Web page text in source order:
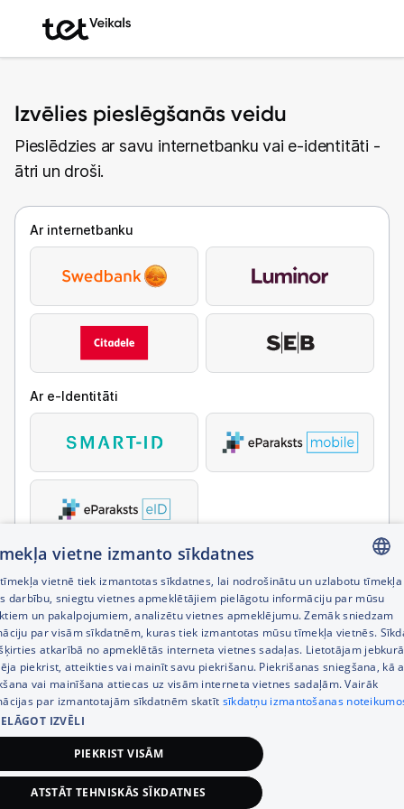
Izvēlies pieslēgšanās veidu
Pieslēdzies ar savu internetbanku vai e-identitāti -
ātri un droši.
Ar internetbanku
Ar e-Identitāti
LATVIAN
RUSSIAN
ENGLISH
vietne izmanto sīkdatnes
vietnē tiek izmantotas sīkdatnes, lai nodrošinātu un uzlabotu tīmekļa
darbību, sniegtu vietnes apmeklētājiem pielāgotu informāciju par mūsu
un pakalpojumiem, analizētu vietnes apmeklējumu. Zemāk sniedzam
par visām sīkdatnēm, kuras tiek izmantotas mūsu tīmekļa vietnēs.
atkarībā no apmeklētās interneta vietnes sadaļas. Lietotājam
piekrist, atteikties vai mainīt savu piekrišanu. Piekrišanas sniegšana, kā
vai mainīšana attiecas uz visām interneta vietnes sadaļām. Vairāk
par izmantotajām sīkdatnēm skatīt sīkdatņu izmantošanas
IZVĒLI
PIEKRIST VISĀM
ATSTĀT TEHNISKĀS SĪKDATNES